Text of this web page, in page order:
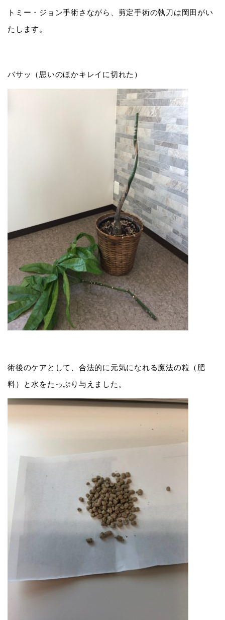
トミー・ジョン手術さながら、剪定手術の執刀は岡田がい
たします。
バサッ（思いのほかキレイに切れた）
術後のケアとして、合法的に元気になれる魔法の粒（肥
料）と水をたっぷり与えました。